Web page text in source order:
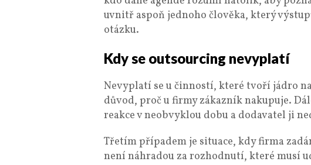
uvnitř aspoň jednoho člověka, který
otázku.
Kdy se outsourcing nevyplatí
Nevyplatí se u činností, které tvoří jádro
důvod, proč u firmy zákazník nakupuje.
reakce v neobvyklou dobu a dodavatel ji
Třetím případem je situace, kdy firma
není náhradou za rozhodnutí, které musí